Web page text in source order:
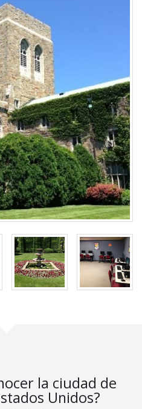
la ciudad de
Unidos?